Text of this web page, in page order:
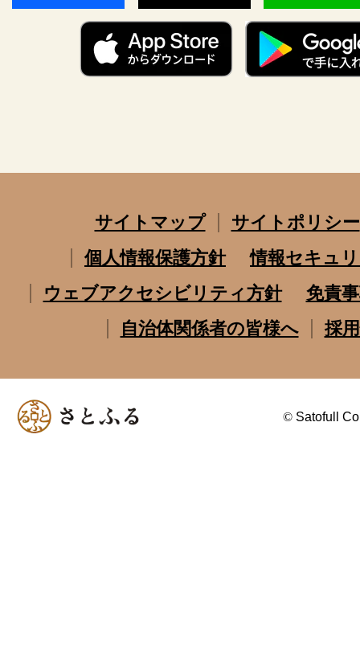
サイトマップ
サイトポリシー
個人情報保護方針
情報セキュ
ウェブアクセシビリティ方針
免責
自治体関係者の皆様へ
採
© Satofull